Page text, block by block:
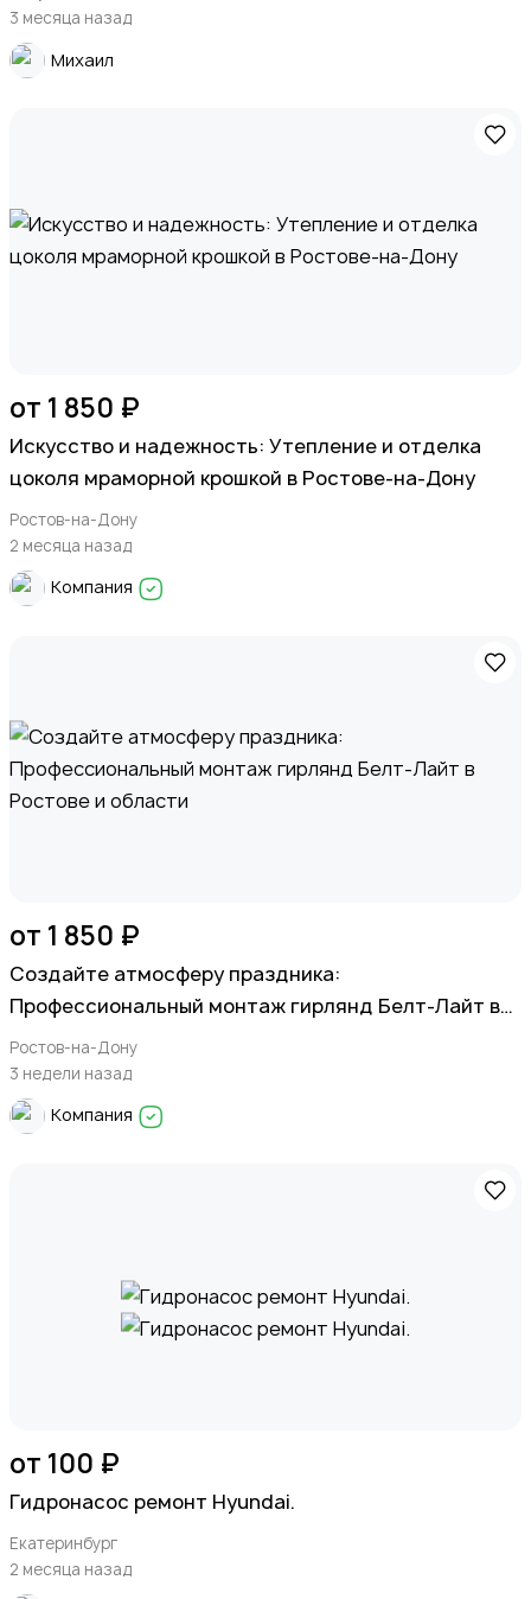
3 месяца назад
Михаил
от 1 850 ₽
Искусство и надежность: Утепление и отделка
цоколя мраморной крошкой в Ростове-на-Дону
Ростов-на-Дону
2 месяца назад
Компания
от 1 850 ₽
Создайте атмосферу праздника:
Профессиональный монтаж гирлянд Белт-Лайт в
Ростове и области
Ростов-на-Дону
3 недели назад
Компания
от 100 ₽
Гидронасос ремонт Hyundai.
Екатеринбург
2 месяца назад